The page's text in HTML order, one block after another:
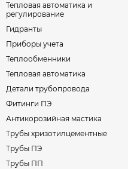
Тепловая автоматика и
регулирование
Гидранты
Приборы учета
Теплообменники
Тепловая автоматика
Детали трубопровода
Фитинги ПЭ
Антикорозийная мастика
Трубы хризотилцементные
Трубы ПЭ
Трубы ПП